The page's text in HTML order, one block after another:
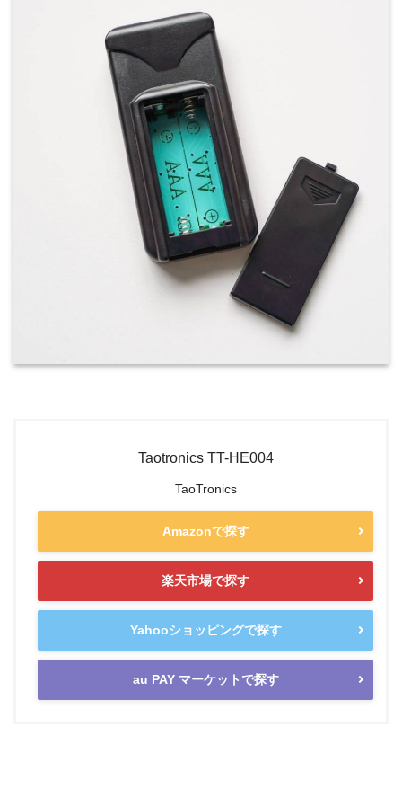
Taotronics TT-HE004
TaoTronics
Amazonで探す
楽天市場で探す
Yahooショッピングで探す
au PAY マーケットで探す